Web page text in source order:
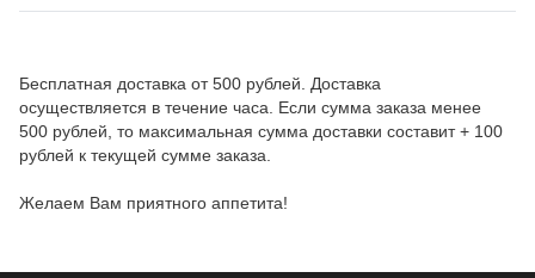
Бесплатная доставка от 500 рублей. Доставка
осуществляется в течение часа. Если сумма заказа менее
500 рублей, то максимальная сумма доставки составит + 100
рублей к текущей сумме заказа.
Желаем Вам приятного аппетита!